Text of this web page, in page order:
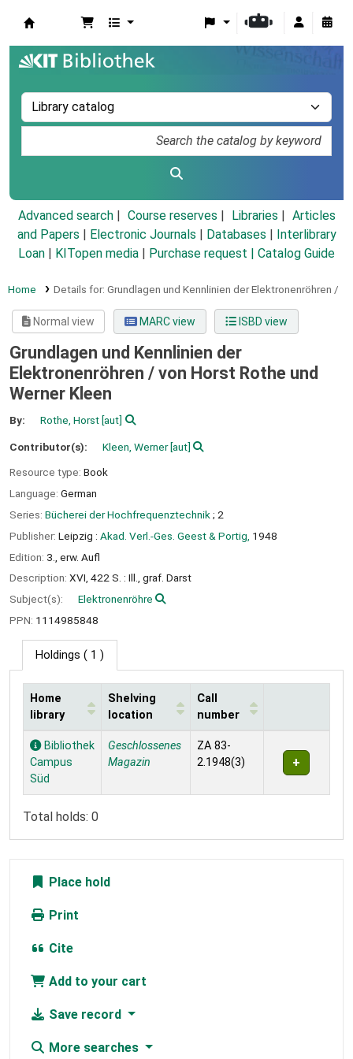
Advanced search Course reserves Libraries
Articles
and Papers
Electronic Journals Databases
Interlibrary
Loan
KITopen media Purchase request | Catalog Guide
Home Details for: Grundlagen und Kennlinien der Elektronenröhren /
Normal view MARC view ISBD view
Grundlagen und Kennlinien der
Elektronenröhren / von Horst Rothe und
Werner Kleen
By: Rothe, Horst[aut]
Contributor(s): Kleen, Werner[aut]
Resource type: Book
Language: German
Series: Bücherei der Hochfrequenztechnik ; 2
Publisher: Leipzig : Akad. Verl.-Ges. Geest & Portig, 1948
Edition: 3., erw. Aufl
Description: XVI, 422 S. : Ill., graf. Darst
Subject(s):
Elektronenröhre
PPN: 1114985848
Holdings ( 1 )
Holdings
Home
library
Shelving
location
Call
number
Bibliothek
Campus
Süd
Geschlossenes
Magazin
ZA 83-
2.1948(3)
Total holds: 0
Place hold
Print
Cite
Add to your cart
Save record
More searches